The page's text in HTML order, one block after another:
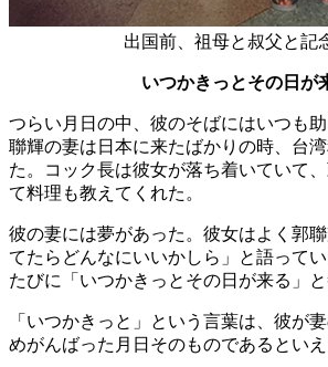
出国前、祖母と叔父と記
いつかきっとその日が
つらい月日の中、彼のそばにはいつも
聯輝の妻は日本に来たばかりの時、台
た。コック長は彼女が落ち着いていて
て料理も教えてくれた。
彼の妻には夢があった。彼女はよく郭
てたらどんなにいいかしら」と語って
たびに「いつかきっとその日が来る」と
「いつかきっと」という言葉は、彼が
めがんばった月日そのものであるといえ